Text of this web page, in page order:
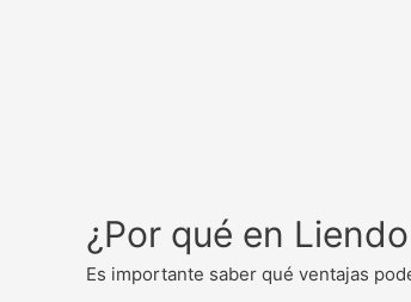
¿Por qué en
Es importante saber qué ventajas